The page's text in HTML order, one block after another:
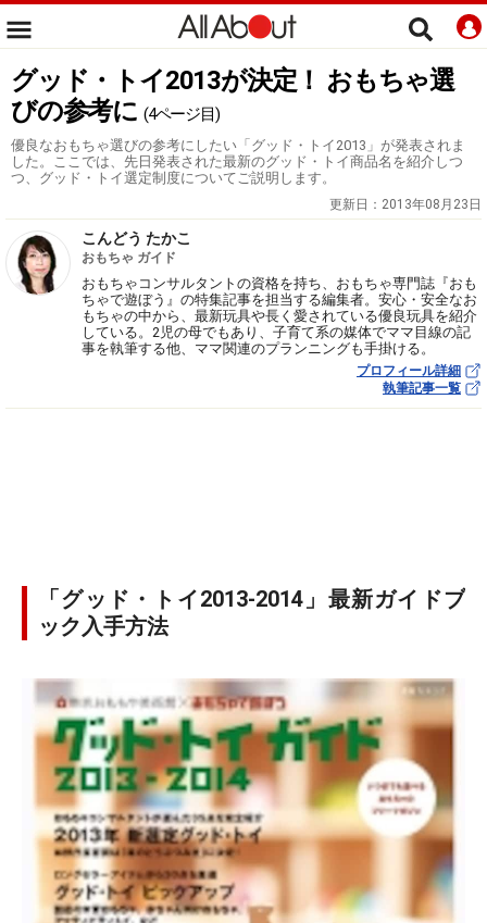
グッド・トイ2013が決定！ おもちゃ選
びの参考に (4ページ目)
優良なおもちゃ選びの参考にしたい「グッド・トイ2013」が発表されま
した。ここでは、先日発表された最新のグッド・トイ商品名を紹介しつ
つ、グッド・トイ選定制度についてご説明します。
更新日： 2013年08月23日
こんどう たかこ
おもちゃ ガイド
おもちゃコンサルタントの資格を持ち、おもちゃ専門誌『おも
ちゃで遊ぼう』の特集記事を担当する編集者。安心・安全なお
もちゃの中から、最新玩具や長く愛されている優良玩具を紹介
している。2児の母でもあり、子育て系の媒体でママ目線の記
事を執筆する他、ママ関連のプランニングも手掛ける。
プロフィール詳細
執筆記事一覧
「グッド・トイ2013-2014」最新ガイドブ
ック入手方法